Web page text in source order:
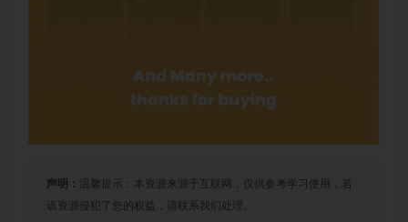
声明： 温馨提示：本资源来源于互联网，仅供参考学习使用，若
该资源侵犯了您的权益，请联系我们处理。